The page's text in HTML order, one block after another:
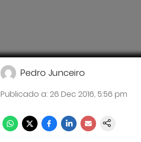
Pedro Junceiro
Publicado a: 26 Dec 2016, 5:56 pm